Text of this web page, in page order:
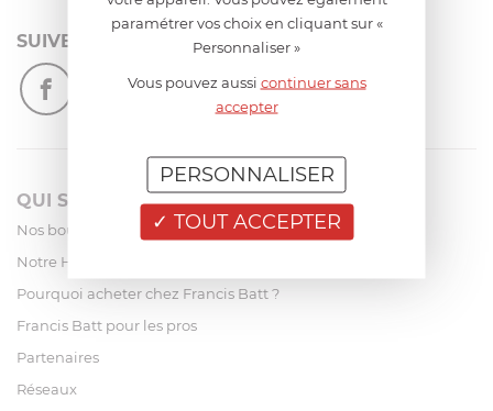
SUIVEZ-NOUS
QUI SOMMES-NOUS?
Nos boutiques
Notre Histoire
Pourquoi acheter chez Francis Batt ?
Francis Batt pour les pros
Partenaires
Réseaux
paramétrer vos choix en cliquant sur «
Personnaliser »
Vous pouvez aussi continuer sans
accepter
TOUT ACCEPTER
PERSONNALISER